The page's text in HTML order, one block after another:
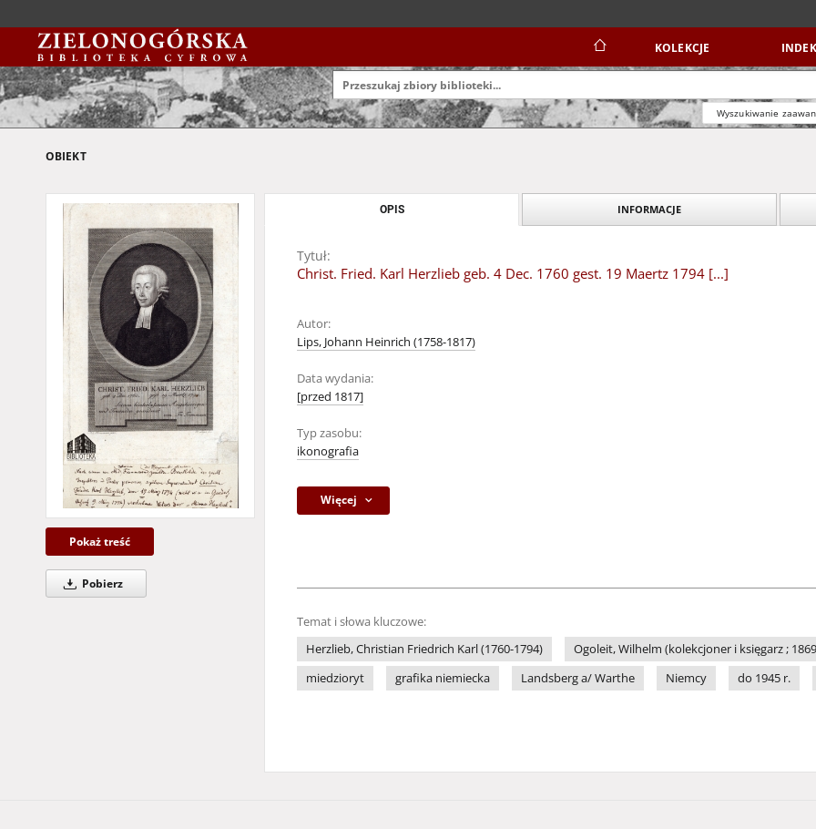
KOLEKCJE
Wyszukiwanie
OBIEKT
Pokaż treść
Pobierz
OPIS INFORMACJE
Tytuł:
Christ. Fried. Karl Herzlieb geb. 4 Dec. 1760 gest. 19 Maertz 1794 [...]
Autor:
Lips, Johann Heinrich (1758-1817)
Data wydania:
[przed 1817]
Typ zasobu:
ikonografia
Więcej
Temat i słowa kluczowe:
Herzlieb, Christian Friedrich Karl (1760-1794)
Ogoleit, Wilhelm (kolekcjoner i księgarz ;
miedzioryt
grafika niemiecka Landsberg a/ Warthe Niemcy do 1945 r.